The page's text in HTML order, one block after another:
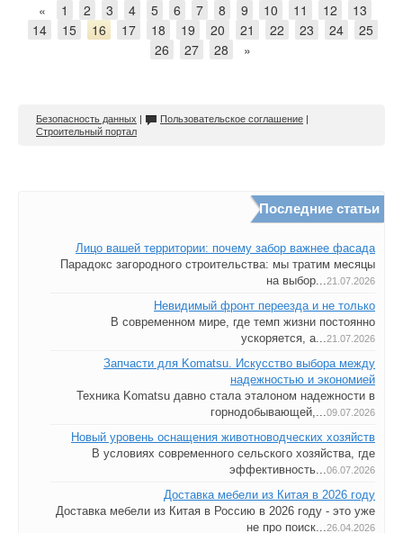
« 1 2 3 4 5 6 7 8 9 10 11 12
13
14
15 16 17 18 19 20 21 22 23 24
25
26
27 28 »
Безопасность данных | Пользовательское соглашение |
Строительный портал
Последние статьи
Лицо вашей территории: почему забор важнее фасада
Парадокс загородного строительства: мы тратим месяцы
на выбор...21.07.2026
Невидимый фронт переезда и не только
В современном мире, где темп жизни постоянно
ускоряется, а...21.07.2026
Запчасти для Komatsu. Искусство выбора между
надежностью и экономией
Техника Komatsu давно стала эталоном надежности в
горнодобывающей,...09.07.2026
Новый уровень оснащения животноводческих хозяйств
В условиях современного сельского хозяйства, где
эффективность...06.07.2026
Доставка мебели из Китая в 2026 году
Доставка мебели из Китая в Россию в 2026 году - это уже
не про поиск...26.04.2026